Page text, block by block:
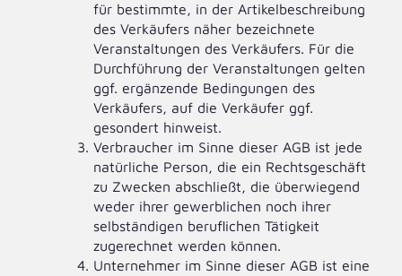
für bestimmte, in der Artikelbeschreibung
des Verkäufers näher bezeichnete
Veranstaltungen des Verkäufers. Für die
Durchführung der Veranstaltungen gelten
ggf. ergänzende Bedingungen des
Verkäufers, auf die Verkäufer ggf.
gesondert hinweist.
Verbraucher im Sinne dieser AGB ist jede
natürliche Person, die ein Rechtsgeschäft
zu Zwecken abschließt, die überwiegend
weder ihrer gewerblichen noch ihrer
selbständigen beruflichen Tätigkeit
zugerechnet werden können.
Unternehmer im Sinne dieser AGB ist eine